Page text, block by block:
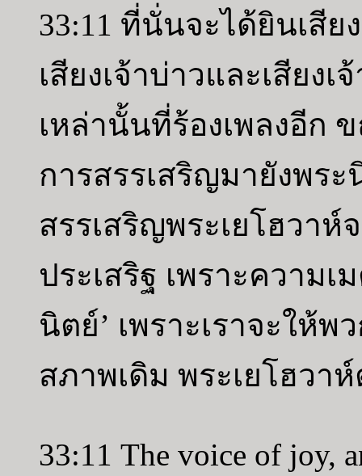
33:11 ที่นั่นจะได้ยินเสีย
เสียงเจ้าบ่าวและเสียง
เหล่านั้นที่ร้องเพลงอีก
การสรรเสริญมายังพระ
สรรเสริญพระเยโฮวาห์
ประเสริฐ เพราะความ
นิตย์’ เพราะเราจะให้
สภาพเดิม พระเยโฮวา
33:11 The voice of joy,